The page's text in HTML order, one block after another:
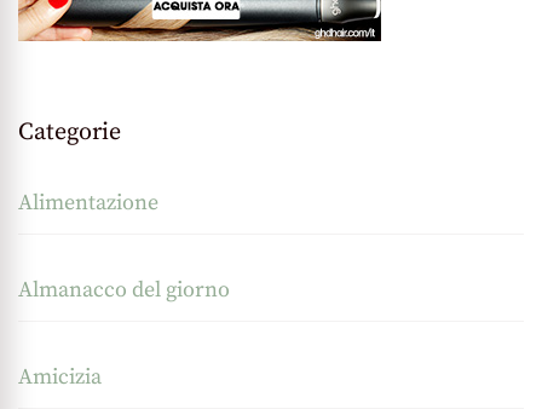
Categorie
Alimentazione
Almanacco del giorno
Amicizia